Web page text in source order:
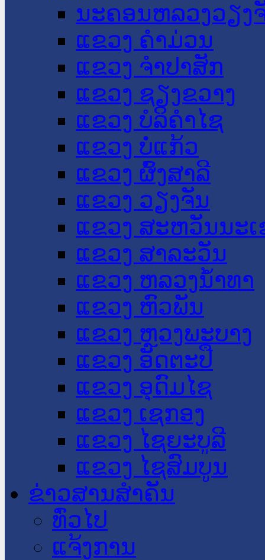
ນະ​ຄອນ​ຫລວງວຽງ
ແຂວງ ຄໍາມ່ວນ
ແຂວງ ຈໍາປາສັກ
ແຂວງ ຊຽງຂວາງ
ແຂວງ ບໍລິຄໍາໄຊ
ແຂວງ ບໍ່ແກ້ວ
ແຂວງ ຜົ້ງສາລີ
ແຂວງ ວຽງຈັນ
ແຂວງ ສະຫວັນນະ
ແຂວງ ສາລະວັນ
ແຂວງ ຫລວງນໍ້າທາ
ແຂວງ ຫົວພັນ
ແຂວງ ຫຼວງພະບາງ
ແຂວງ ອັດຕະປື
ແຂວງ ອຸດົມໄຊ
ແຂວງ ເຊກອງ
ແຂວງ ໄຊຍະບູລີ
ແຂວງ ໄຊສົມບູນ
ຂ່າວສານສໍາຄັນ
​ທົ່ວ​ໄປ
ແຈ້ງການ